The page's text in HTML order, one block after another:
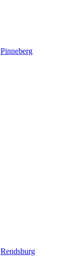
Pinneberg
Rendsburg